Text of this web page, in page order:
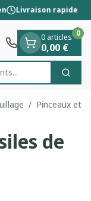
Livraison rapide
0 articles
0,00 €
0
/ Pinceaux et
de